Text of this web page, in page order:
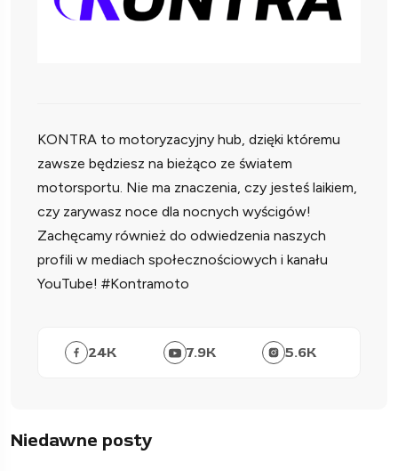
KONTRA to motoryzacyjny hub, dzięki któremu
zawsze będziesz na bieżąco ze światem
motorsportu. Nie ma znaczenia, czy jesteś laikiem,
czy zarywasz noce dla nocnych wyścigów!
Zachęcamy również do odwiedzenia naszych
profili w mediach społecznościowych i kanału
YouTube! #Kontramoto
24K 7.9K 5.6K
Niedawne posty